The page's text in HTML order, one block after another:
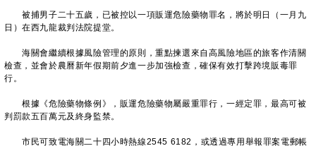
被捕男子二十五歲，已被控以一項販運危險藥物罪名，將於明日（一月九
日）在西九龍裁判法院提堂。
海關會繼續根據風險管理的原則，重點揀選來自高風險地區的旅客作清關
檢查，並會於農曆新年假期前夕進一步加強檢查，確保有效打擊跨境販毒罪
行。
根據《危險藥物條例》，販運危險藥物屬嚴重罪行，一經定罪，最高可被
判罰款五百萬元及終身監禁。
市民可致電海關二十四小時熱線2545 6182，或透過專用舉報罪案電郵帳